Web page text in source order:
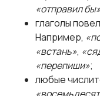
«отправил
глаголы
Например,
«встань»,
«перепиши»;
любые